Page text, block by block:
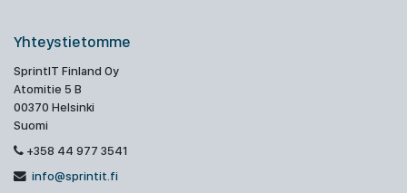
Yhteystietomme
SprintIT Finland Oy
Atomitie 5 B
00370 Helsinki
Suomi
+358 44 977 3541
info@sprintit.fi